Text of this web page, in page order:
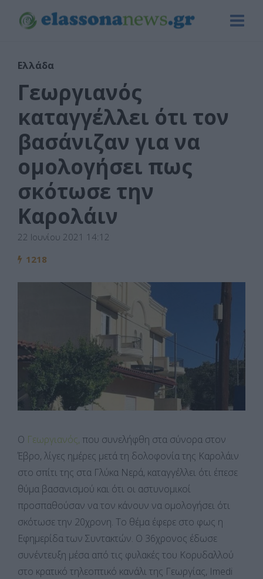
Ελλάδα
Γεωργιανός
καταγγέλλει ότι τον
βασάνιζαν για να
ομολογήσει πως
σκότωσε την
Καρολάιν
22 Ιουνίου 2021 14:12
1218
Ο Γεωργιανός, που συνελήφθη στα σύνορα στον
Έβρο, λίγες ημέρες μετά τη δολοφονία της Καρολάιν
στο σπίτι της στα Γλύκα Νερά, καταγγέλλει ότι έπεσε
θύμα βασανισμού και ότι οι αστυνομικοί
προσπαθούσαν να τον κάνουν να ομολογήσει ότι
σκότωσε την 20χρονη. Το θέμα έφερε στο φως η
Εφημερίδα των Συντακτών. Ο 36χρονος έδωσε
συνέντευξη μέσα από τις φυλακές του Κορυδαλλού
στο κρατικό τηλεοπτικό κανάλι της Γεωργίας, Imedi